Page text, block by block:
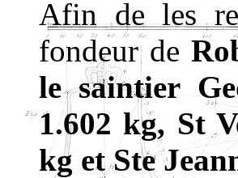
Afin de les
fondeur de
le saintier
1.602 kg, St
kg et Ste